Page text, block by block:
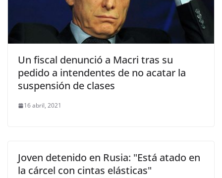
Un fiscal denunció a Macri tras su
pedido a intendentes de no acatar la
suspensión de clases
16 abril, 2021
Joven detenido en Rusia: "Está atado en
la cárcel con cintas elásticas"